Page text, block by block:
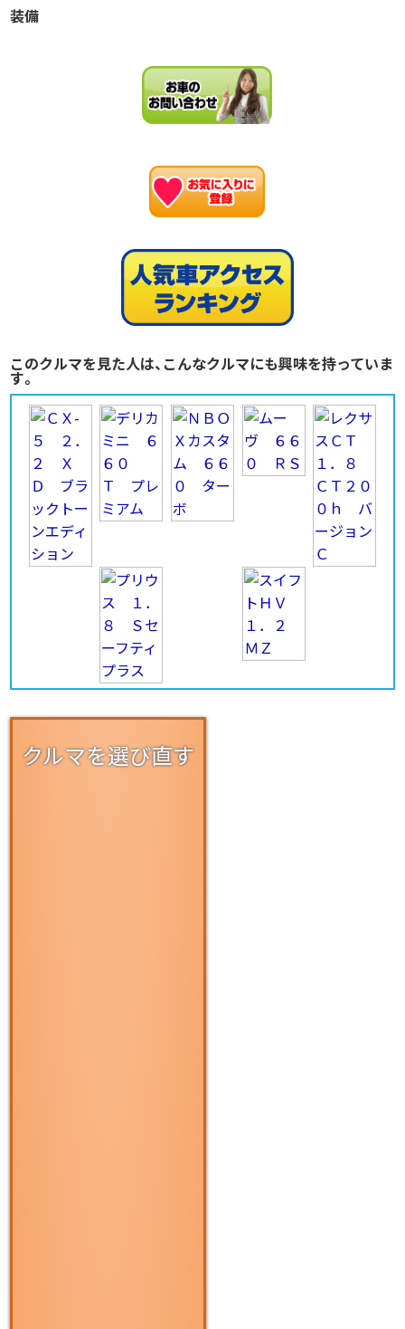
装備
このクルマを見た人は、こんなクルマにも興味を持っていま
す。
クルマを選び直す